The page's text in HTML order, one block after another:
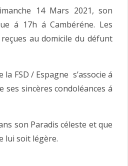
14 Mars 2021, son
á 17h á Cambéréne. Les
au domicile du défunt
la FSD / Espagne s’associe á
ses sincères condoléances á
son Paradis céleste et que
lui soit légère.